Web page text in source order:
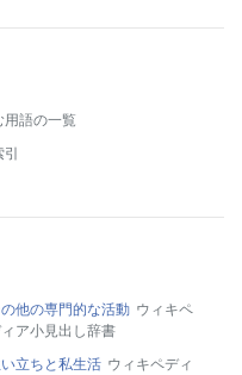
用語の一覧
他の専門的な活動 ウィキペ
ア小見出し辞書
立ちと私生活 ウィキペディ